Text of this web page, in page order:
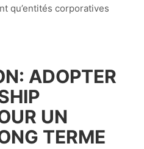
qu’entités corporatives
ADOPTER
UN
TERME